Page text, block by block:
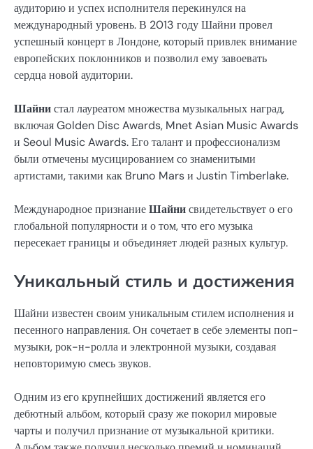
аудиторию и успех исполнителя перекинулся на
международный уровень. В 2013 году Шайни провел
успешный концерт в Лондоне, который привлек внимание
европейских поклонников и позволил ему завоевать
сердца новой аудитории.
Шайнистал лауреатом множества музыкальных наград,
включая Golden Disc Awards, Mnet Asian Music Awards
и Seoul Music Awards. Его талант и профессионализм
были отмечены мусицированием со знаменитыми
артистами, такими как Bruno Mars и Justin Timberlake.
Международное признаниеШайнисвидетельствует о его
глобальной популярности и о том, что его музыка
пересекает границы и объединяет людей разных культур.
Уникальный стиль и достижения
Шайни известен своим уникальным стилем исполнения и
песенного направления. Он сочетает в себе элементы поп-
музыки, рок-н-ролла и электронной музыки, создавая
неповторимую смесь звуков.
Одним из его крупнейших достижений является его
дебютный альбом, который сразу же покорил мировые
чарты и получил признание от музыкальной критики.